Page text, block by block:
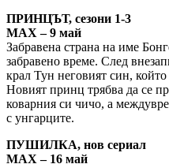
ПРИНЦЪТ, сезони 1-3
MAX – 9 май
Забравена страна на име
забравено време. След
крал Тун неговият син,
Новият принц трябва да се
коварния си чичо, а
с унгарците.
ПУШИЛКА, нов сериал
MAX – 16 май